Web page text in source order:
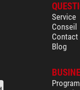
Service
Conseil
Contact
Blog